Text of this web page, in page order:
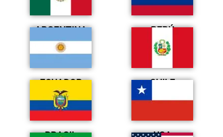
ARGENTINA PERÚ
ECUADOR CHILE